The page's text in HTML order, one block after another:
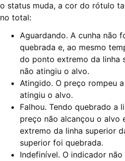
o status muda, a cor do rótulo
no total:
Aguardando. A cunha não
quebrada e, ao mesmo
do ponto extremo da linha
não atingiu o alvo.
Atingido. O preço rompeu
atingiu o alvo.
Falhou. Tendo quebrado a
preço não alcançou o alvo
extremo da linha superior
superior foi quebrada.
Indefinível. O indicador